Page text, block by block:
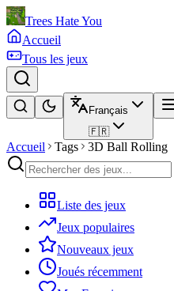
Trees Hate You
Accueil
Tous les jeux
Français
🇫🇷
Accueil Tags 3D Ball Rolling
Liste des jeux
Jeux populaires
Nouveaux jeux
Joués récemment